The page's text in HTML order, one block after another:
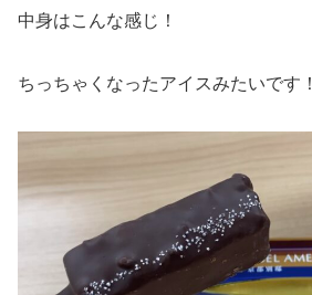
中身はこんな感じ！
ちっちゃくなったアイスみたいです！